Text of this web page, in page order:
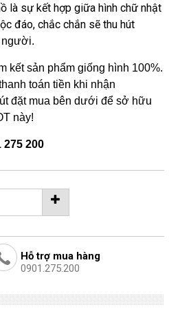
là sự kết hợp giữa hình chữ nhật
đáo, chắc chắn sẽ thu hút
người.
kết sản phẩm giống hình 100%.
toán tiền khi nhận
đặt mua bên dưới để sở hữu
này!
275 200
Hỗ trợ mua hàng
0901.275.200